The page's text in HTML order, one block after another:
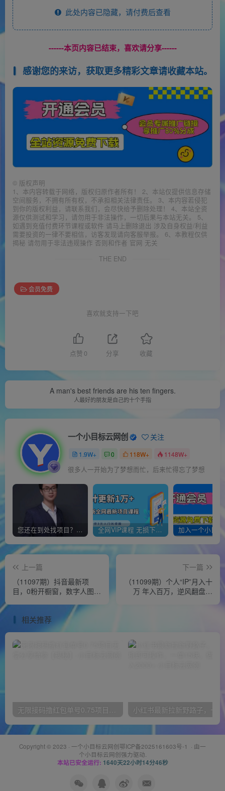
此处内容已隐藏，请付费后查看
------本页内容已结束，喜欢请分享------
感谢您的来访，获取更多精彩文章请收藏本站。
© 版权声明
1、本内容转载于网络，版权归原作者所有！ 2、本站仅提供信息存储
空间服务，不拥有所有权，不承担相关法律责任。 3、本内容若侵犯
到你的版权利益，请联系我们，会尽快给予删除处理！ 4、本站全资
源仅供测试和学习，请勿用于非法操作，一切后果与本站无关。 5、
如遇到充值付费环节课程或软件 请马上删除退出 涉及自身权益/利益
需要投资的一律不要相信，访客发现请向客服举报。 6、本教程仅供
揭秘 请勿用于非法违规操作 否则和作者 官网 无关
THE END
会员免费
喜欢就支持一下吧
点赞 0 分享 收藏
A man's best friends are his ten fingers.
人最好的朋友是自己的十个手指
一个小目标云网创 关注
1.9W+ 0 118W+ 1148W+
很多人一开始为了梦想而忙，后来忙得忘了梦想
您还在到处找项目？还在当韭菜？我靠经营“一个小目标网创商城”年入百W+，曾经我也负债累累! 全网VIP课程 无损下载~
上一篇
（11097期）抖音最新项
目，0粉开橱窗，数字人图文
下一篇
（11099期）个人“IP”月入十
万 年入百万，逆风翻盘秘
相关推荐
无限接码撸红包单号0.75项目无偿分享给你【揭秘】
Copyright © 2023 · 一个小目标云网创鄂ICP备2025161603号-1 · 由一
个小目标云网创强力驱动.
本站已安全运行: 1640天22小时14分47秒